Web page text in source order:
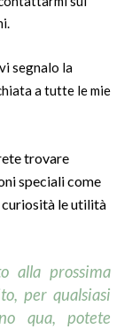
segnalo la
a tutte le mie
trovare
speciali come
curiosità le utilità
alla prossima
per qualsiasi
qua, potete